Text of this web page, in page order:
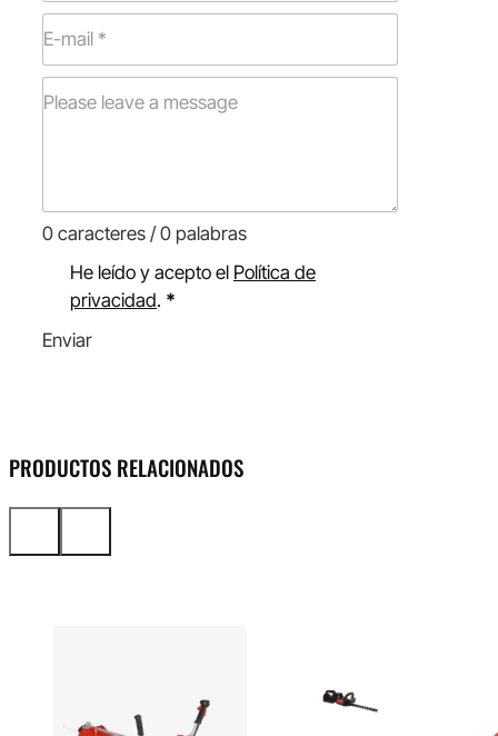
0 caracteres / 0 palabras
He leído y acepto el Política de
privacidad. *
Enviar
PRODUCTOS RELACIONADOS